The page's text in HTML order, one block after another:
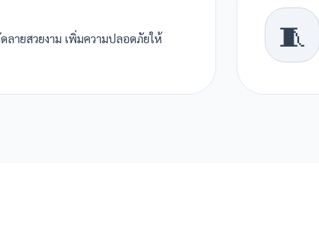
ลายสวยงาม เพิ่มความปลอดภัยให้
🧵